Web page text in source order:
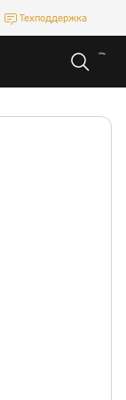
Техподдержка